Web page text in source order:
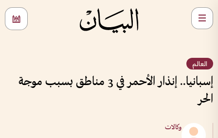
العالم
إسبانيا.. إنذار الأحمر في 3 مناطق بسبب موجة
الحر
وكالات